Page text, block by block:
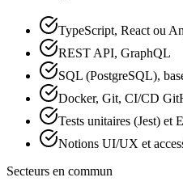
TypeScript, React ou
REST API, GraphQL
SQL (PostgreSQL),
Docker, Git, CI/CD
Tests unitaires (Jest) et
Notions UI/UX et
Secteurs en commun